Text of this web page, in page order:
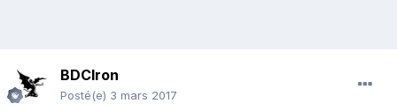
BDCIron
Posté(e) 3 mars 2017